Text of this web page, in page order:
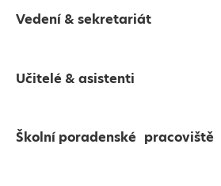
Vedení & sekretariát
Učitelé & asistenti
Školní poradenské pracoviště